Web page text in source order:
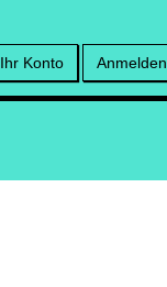
Ihr Konto Anmelden